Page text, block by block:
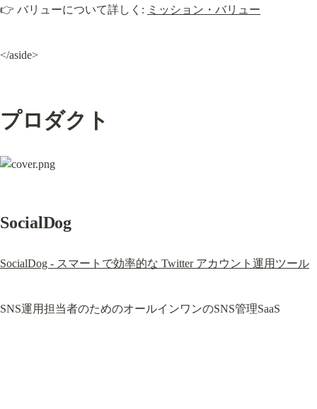
👉 バリューについて詳しく: ミッション・バリュー
</aside>
プロダクト
SocialDog
SocialDog - スマートで効率的な Twitter アカウント運用ツール
SNS運用担当者のためのオールインワンのSNS管理SaaS